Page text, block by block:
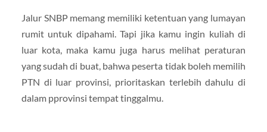
Jalur SNBP memang memiliki ketentuan yang lumayan
rumit untuk dipahami. Tapi jika kamu ingin kuliah di
luar kota, maka kamu juga harus melihat peraturan
yang sudah di buat, bahwa peserta tidak boleh memilih
PTN di luar provinsi, prioritaskan terlebih dahulu di
dalam pprovinsi tempat tinggalmu.